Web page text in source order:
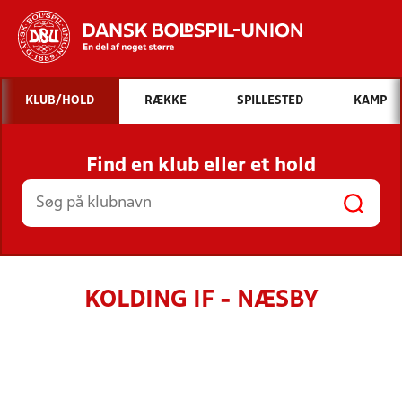
Hvad vil du søge efter?
INDHOLD OG NYHEDER
STILLINGER, RESULTATER, KLUBBER OG
HOLD
KLUB/HOLD RÆKKE SPILLESTED KAMP
Find en klub eller et hold
KOLDING IF - NÆSBY